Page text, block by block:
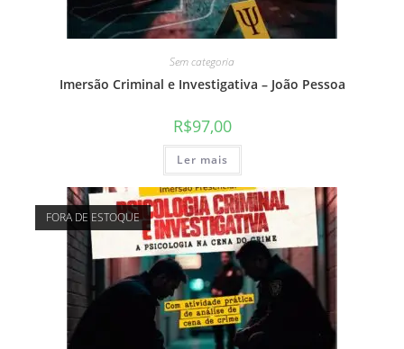
Sem categoria
Imersão Criminal e Investigativa – João Pessoa
R$97,00
Ler mais
FORA DE ESTOQUE